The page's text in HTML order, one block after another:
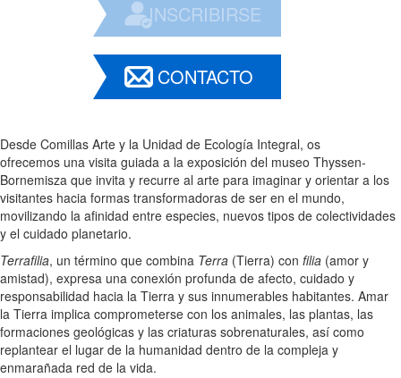
INSCRIBIRSE
CONTACTO
Desde Comillas Arte y la Unidad de Ecología Integral, os
ofrecemos una visita guiada a la exposición del museo Thyssen-
Bornemisza que invita y recurre al arte para imaginar y orientar a los
visitantes hacia formas transformadoras de ser en el mundo,
movilizando la afinidad entre especies, nuevos tipos de colectividades
y el cuidado planetario.
Terrafilia, un término que combina Terra (Tierra) con filia (amor y
amistad), expresa una conexión profunda de afecto, cuidado y
responsabilidad hacia la Tierra y sus innumerables habitantes. Amar
la Tierra implica comprometerse con los animales, las plantas, las
formaciones geológicas y las criaturas sobrenaturales, así como
replantear el lugar de la humanidad dentro de la compleja y
enmarañada red de la vida.